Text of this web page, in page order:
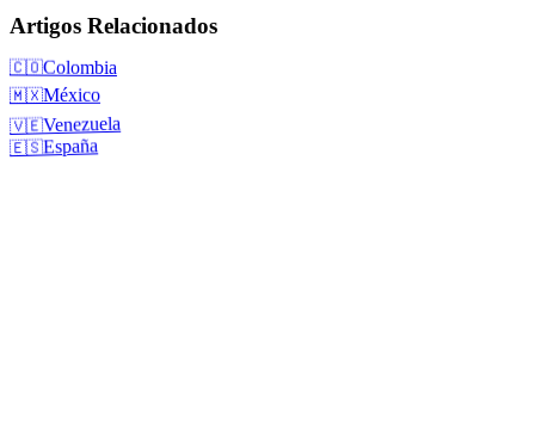
Artigos Relacionados
🇨🇴Colombia
🇲🇽México
🇻🇪Venezuela
🇪🇸España